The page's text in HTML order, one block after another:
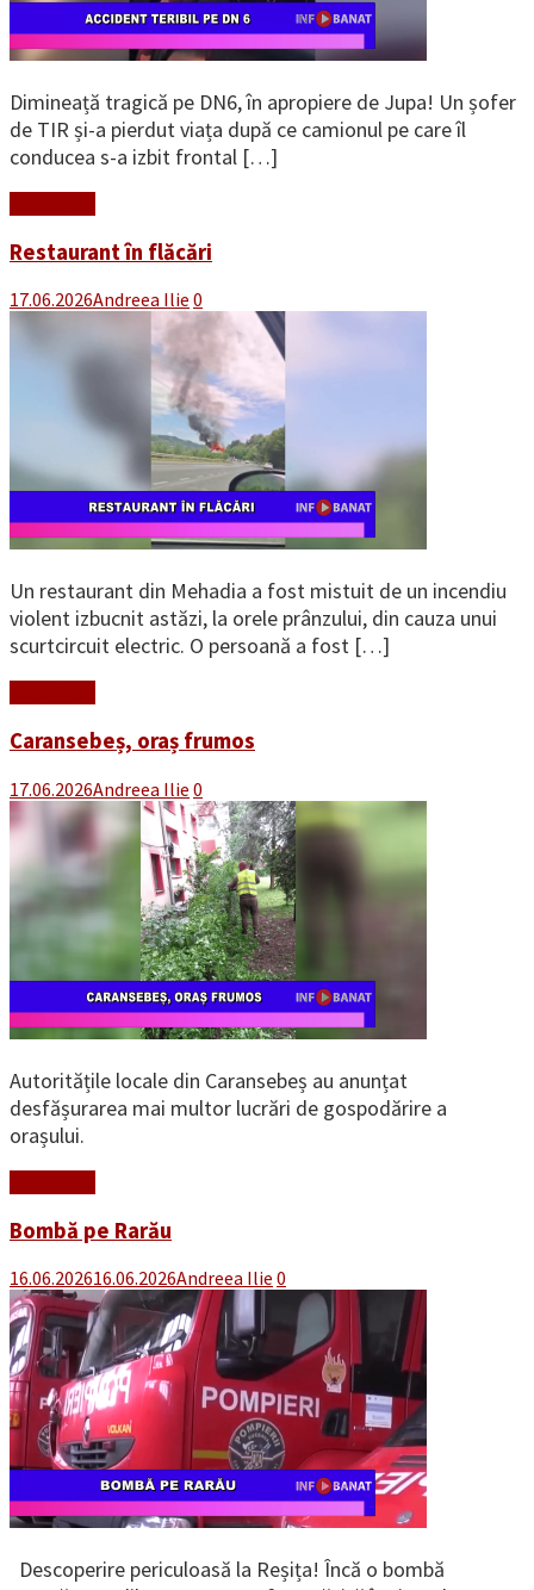
Dimineață tragică pe DN6, în apropiere de Jupa! Un șofer
de TIR și-a pierdut viața după ce camionul pe care îl
conducea s-a izbit frontal […]
Restaurant în flăcări
17.06.2026Andreea Ilie 0
Un restaurant din Mehadia a fost mistuit de un incendiu
violent izbucnit astăzi, la orele prânzului, din cauza unui
scurtcircuit electric. O persoană a fost […]
Caransebeș, oraș frumos
17.06.2026Andreea Ilie 0
Autoritățile locale din Caransebeș au anunțat
desfășurarea mai multor lucrări de gospodărire a
orașului.
Bombă pe Rarău
16.06.202616.06.2026Andreea Ilie 0
Descoperire periculoasă la Reșița! Încă o bombă